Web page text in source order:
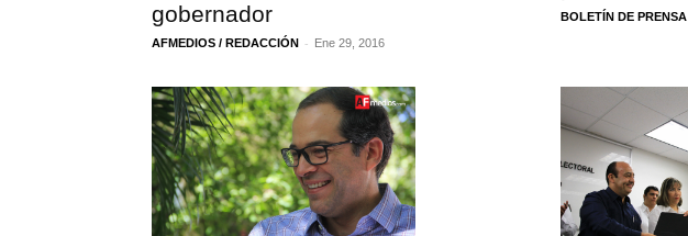
gobernador
AFMEDIOS / REDACCIÓN - Ene 29, 2016
BOLETÍN DE PRENSA